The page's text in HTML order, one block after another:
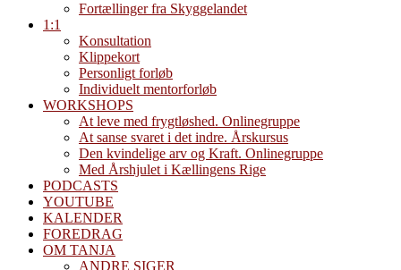
Fortællinger fra Skyggelandet
1:1
Konsultation
Klippekort
Personligt forløb
Individuelt mentorforløb
WORKSHOPS
At leve med frygtløshed. Onlinegruppe
At sanse svaret i det indre. Årskursus
Den kvindelige arv og Kraft. Onlinegruppe
Med Årshjulet i Kællingens Rige
PODCASTS
YOUTUBE
KALENDER
FOREDRAG
OM TANJA
ANDRE SIGER